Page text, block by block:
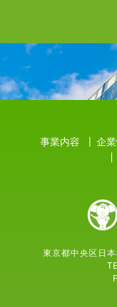
事業内容 企
東京都中央区日